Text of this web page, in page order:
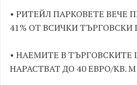
• РИТЕЙЛ ПАРКОВЕТЕ ВЕЧЕ
41% ОТ ВСИЧКИ
• НАЕМИТЕ В ТЪРГОВСКИТЕ
НАРАСТВАТ ДО 40 ЕВРО/КВ. М